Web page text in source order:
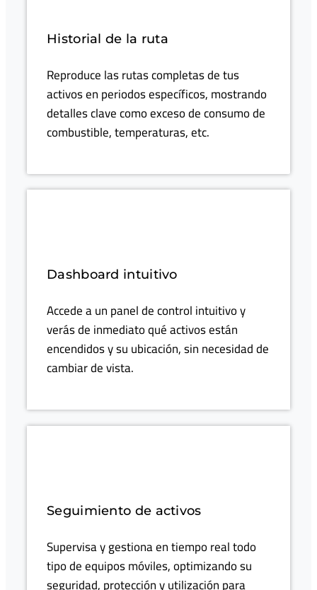
Historial de la ruta
Reproduce las rutas completas de tus
activos en periodos específicos, mostrando
detalles clave como exceso de consumo de
combustible, temperaturas, etc.
Dashboard intuitivo
Accede a un panel de control intuitivo y
verás de inmediato qué activos están
encendidos y su ubicación, sin necesidad de
cambiar de vista.
Seguimiento de activos
Supervisa y gestiona en tiempo real todo
tipo de equipos móviles, optimizando su
seguridad, protección y utilización para